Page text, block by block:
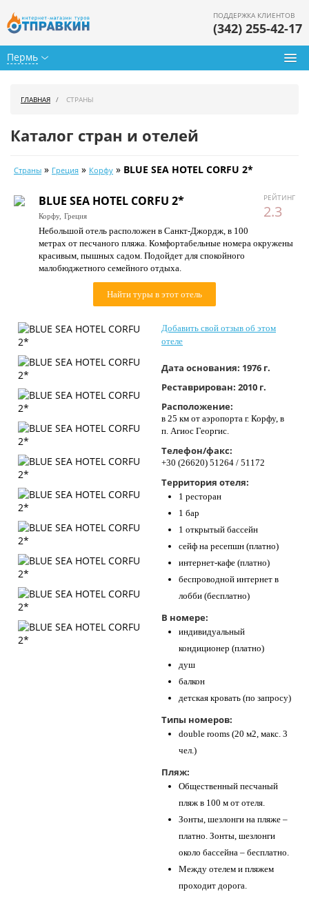
Пермь
ПОДДЕРЖКА КЛИЕНТОВ
(342) 255-42-17
Календарь туров
Цены дня
Страны
Как купить
Контакты
ГЛАВНАЯ СТРАНЫ
Каталог стран и отелей
Страны » Греция » Корфу » BLUE SEA HOTEL CORFU 2*
РЕЙТИНГ
2.3
BLUE SEA HOTEL CORFU 2*
Корфу, Греция
Небольшой отель расположен в Санкт-Джордж, в 100
метрах от песчаного пляжа. Комфортабельные номера окружены
красивым, пышных садом. Подойдет для спокойного
малобюджетного семейного отдыха.
Найти туры в этот отель
Добавить свой отзыв об этом
отеле
Дата основания: 1976 г.
Реставрирован: 2010 г.
Расположение:
в 25 км от аэропорта г. Корфу, в
п. Агиос Георгис.
Телефон/факс:
+30 (26620) 51264 / 51172
Территория отеля:
1 ресторан
1 бар
1 открытый бассейн
сейф на ресепшн (платно)
интернет-кафе (платно)
беспроводной интернет в
лобби (бесплатно)
В номере:
индивидуальный
кондиционер (платно)
душ
балкон
детская кровать (по запросу)
Типы номеров:
double rooms (20 м2, макс. 3
чел.)
Пляж:
Общественный песчаный
пляж в 100 м от отеля.
Зонты, шезлонги на пляже –
платно. Зонты, шезлонги
около бассейна – бесплатно.
Между отелем и пляжем
проходит дорога.